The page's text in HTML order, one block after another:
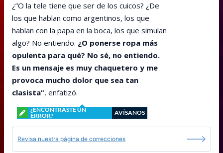
¿”O la tele tiene que ser de los cuicos? ¿De
los que hablan como argentinos, los que
hablan con la papa en la boca, los que simulan
algo? No entiendo. ¿O ponerse ropa más
opulenta para qué? No sé, no entiendo.
Es un mensaje es muy chaquetero y me
provoca mucho dolor que sea tan
clasista”, enfatizó.
¿ENCONTRASTE UN
ERROR?
AVÍSANOS
Revisa nuestra página de correcciones